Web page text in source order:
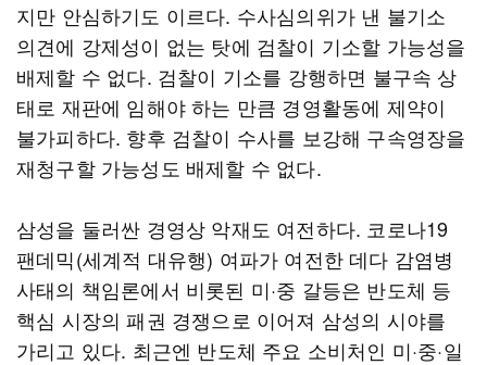
지만 안심하기도 이르다. 수사심의위가 낸 불기소
의견에 강제성이 없는 탓에 검찰이 기소할 가능성을
배제할 수 없다. 검찰이 기소를 강행하면 불구속 상
태로 재판에 임해야 하는 만큼 경영활동에 제약이
불가피하다. 향후 검찰이 수사를 보강해 구속영장을
재청구할 가능성도 배제할 수 없다.
삼성을 둘러싼 경영상 악재도 여전하다. 코로나19
팬데믹(세계적 대유행) 여파가 여전한 데다 감염병
사태의 책임론에서 비롯된 미·중 갈등은 반도체 등
핵심 시장의 패권 경쟁으로 이어져 삼성의 시야를
가리고 있다. 최근엔 반도체 주요 소비처인 미·중·일